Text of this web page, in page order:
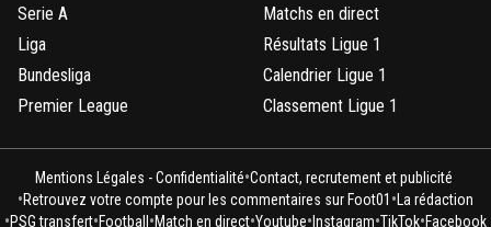
Serie A
Liga
Bundesliga
Premier League
Matchs en direct
Résultats Ligue 1
Calendrier Ligue 1
Classement Ligue 1
Mentions Légales - Confidentialité•Contact, recrutement et publicité
•Retrouvez votre compte pour les commentaires sur Foot01 •La rédaction
•PSG transfert•Football •Match en direct•Youtube• Instagram•TikTok•Facebook